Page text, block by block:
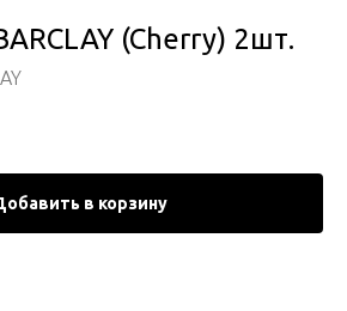
(Cherry) 2шт.
в корзину